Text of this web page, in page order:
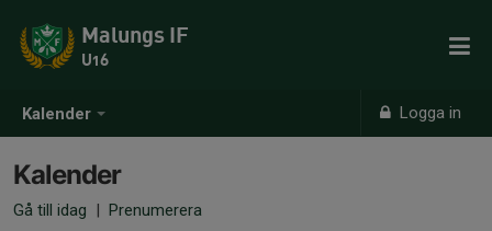
Kalender Logga in
Malungs IF
U16
Kalender
Gå till idag | Prenumerera